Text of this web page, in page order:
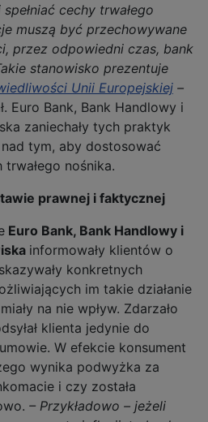
cechy trwałego
muszą być przechowywane
przez odpowiedni czas, bank
stanowisko prezentuje
Unii Europejskiej –
Euro Bank, Bank Handlowy i
zaniechały tych praktyk
tym, aby dostosować
nośnika.
prawnej i faktycznej
Euro Bank, Bank Handlowy i
informowały klientów o
konkretnych
im takie działanie
na nie wpływ. Zdarzało
klienta jedynie do
W efekcie konsument
wynika podwyżka za
i czy została
– Przykładowo – jeżeli